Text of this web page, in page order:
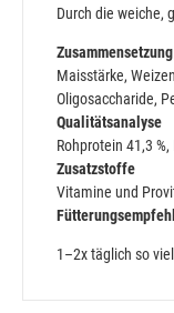
Durch die weiche,
Zusammensetzung
Maisstärke,
Oligo­saccharide,
Qualitätsanalyse
Rohprotein 41,3
Zusatzstoffe
Vitamine und
1–2x täglich so